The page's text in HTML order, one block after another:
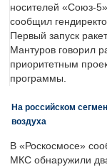
носителей «Союз-
сообщил
Первый запуск
Мантуров говорил
приоритетным
программы.
На российском
воздуха
В «Роскосмосе»
МКС обнаружили